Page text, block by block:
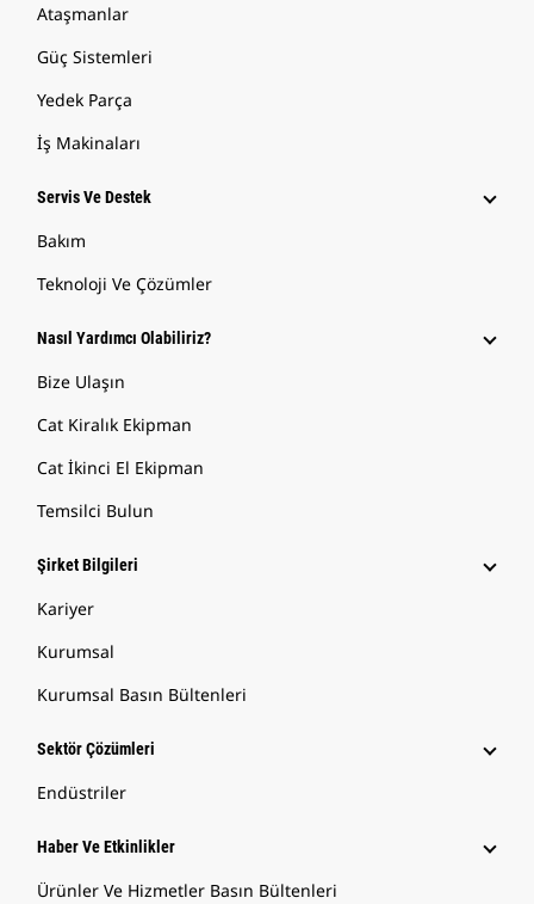
Ataşmanlar
Güç Sistemleri
Yedek Parça
İş Makinaları
Servis Ve Destek
Bakım
Teknoloji Ve Çözümler
Nasıl Yardımcı Olabiliriz?
Bize Ulaşın
Cat Kiralık Ekipman
Cat İkinci El Ekipman
Temsilci Bulun
Şirket Bilgileri
Kariyer
Kurumsal
Kurumsal Basın Bültenleri
Sektör Çözümleri
Endüstriler
Haber Ve Etkinlikler
Ürünler Ve Hizmetler Basın Bültenleri